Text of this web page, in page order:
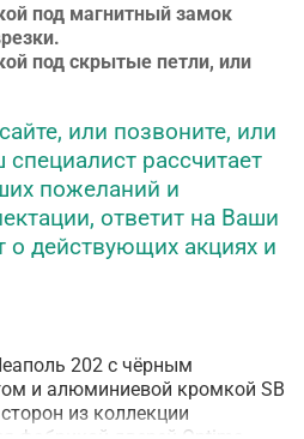
под магнитный замок
под скрытые петли, или
или позвоните, или
рассчитает
пожеланий и
ответит на Ваши
о действующих акциях и
202 с чёрным
и алюминиевой кромкой SB
из коллекции